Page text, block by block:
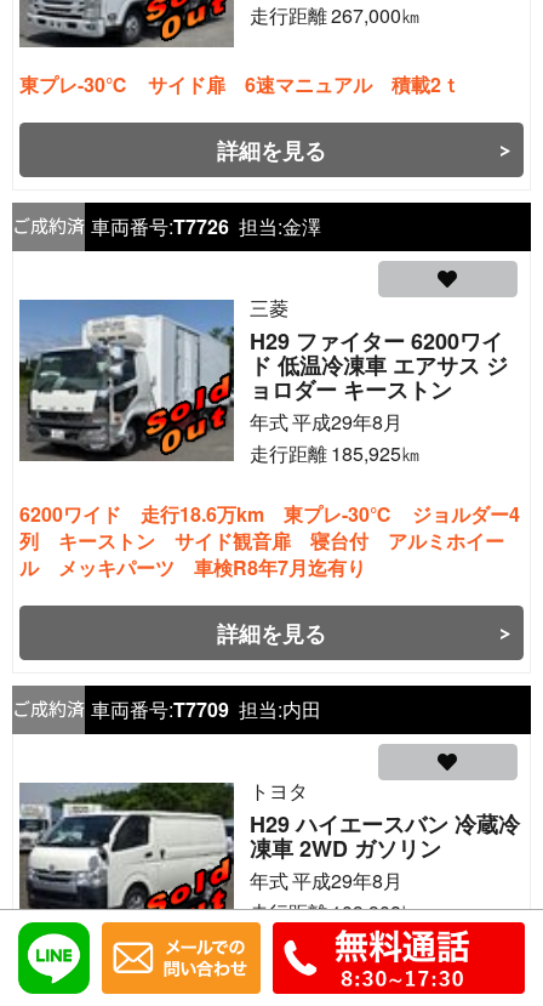
走行距離267,000㎞
東プレ-30℃ サイド扉 6速マニュアル 積載2ｔ
詳細を見る
車両番号:T7726 担当:金澤
三菱
H29 ファイター 6200ワイ
ド 低温冷凍車 エアサス ジ
ョロダー キーストン
年式平成29年8月
走行距離185,925㎞
6200ワイド 走行18.6万km 東プレ-30℃ ジョルダー4
列 キーストン サイド観音扉 寝台付 アルミホイー
ル メッキパーツ 車検R8年7月迄有り
詳細を見る
車両番号:T7709 担当:内田
トヨタ
H29 ハイエースバン 冷蔵冷
凍車 2WD ガソリン
年式平成29年8月
走行距離109,908㎞
実走行11万km -7℃～35℃設定 ナビ TV バックカ